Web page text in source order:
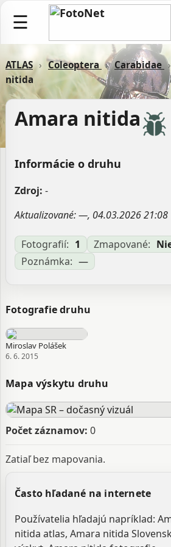
☰
ATLAS › Coleoptera › Carabidae ›
nitida
Amara nitida
Informácie o druhu
Zdroj: -
Aktualizované: —, 04.03.2026 21:08
Fotografií: 1 Zmapované:
Poznámka: —
Fotografie druhu
Miroslav Polášek
6. 6. 2015
Mapa výskytu druhu
Počet záznamov: 0
Zatiaľ bez mapovania.
Často hľadané na internete
Používatelia hľadajú napríklad:
nitida atlas, Amara nitida